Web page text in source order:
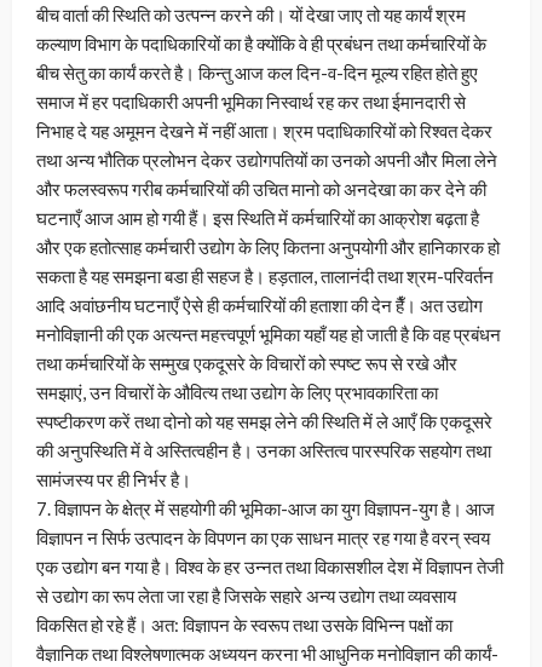
बीच वार्ता की स्थिति को उत्पन्न करने की। यों देखा जाए तो यह कार्यं श्रम
कल्याण विभाग के पदाधिकारियों का है क्योंकि वे ही प्रबंधन तथा कर्मचारियों के
बीच सेतु का कार्यं करते है। किन्तु आज कल दिन-व-दिन मूल्य रहित होते हुए
समाज में हर पदाधिकारी अपनी भूमिका निस्वार्थ रह कर तथा ईमानदारी से
निभाह दे यह अमूमन देखने में नहीं आता। श्रम पदाधिकारियों को रिश्वत देकर
तथा अन्य भौतिक प्रलोभन देकर उद्योगपतियों का उनको अपनी और मिला लेने
और फलस्वरूप गरीब कर्मचारियों की उचित मानो को अनदेखा का कर देने की
घटनाएँ आज आम हो गयी हैं। इस स्थिति में कर्मचारियों का आक्रोश बढ़ता है
और एक हतोत्साह कर्मचारी उद्योग के लिए कितना अनुपयोगी और हानिकारक हो
सकता है यह समझना बडा ही सहज है। हड़ताल, तालानंदी तथा श्रम-परिवर्तन
आदि अवांछनीय घटनाएँ ऐसे ही कर्मचारियों की हताशा की देन हैँ। अत उद्योग
मनोविज्ञानी की एक अत्यन्त महत्त्वपूर्ण भूमिका यहाँ यह हो जाती है कि वह प्रबंधन
तथा कर्मचारियों के सम्मुख एकदूसरे के विचारों को स्पष्ट रूप से रखे और
समझाएं, उन विचारों के औवित्य तथा उद्योग के लिए प्रभावकारिता का
स्पष्टीकरण करें तथा दोनो को यह समझ लेने की स्थिति में ले आएँ कि एकदूसरे
की अनुपस्थिति में वे अस्तित्वहीन है। उनका अस्तित्व पारस्परिक सहयोग तथा
सामंजस्य पर ही निर्भर है।
7. विज्ञापन के क्षेत्र में सहयोगी की भूमिका-आज का युग विज्ञापन-युग है। आज
विज्ञापन न सिर्फ उत्पादन के विपणन का एक साधन मात्र रह गया है वरन् स्वय
एक उद्योग बन गया है। विश्व के हर उन्नत तथा विकासशील देश में विज्ञापन तेजी
से उद्योग का रूप लेता जा रहा है जिसके सहारे अन्य उद्योग तथा व्यवसाय
विकसित हो रहे हैं। अत: विज्ञापन के स्वरूप तथा उसके विभिन्न पक्षों का
वैज्ञानिक तथा विश्लेषणात्मक अध्ययन करना भी आधुनिक मनोविज्ञान की कार्यं-